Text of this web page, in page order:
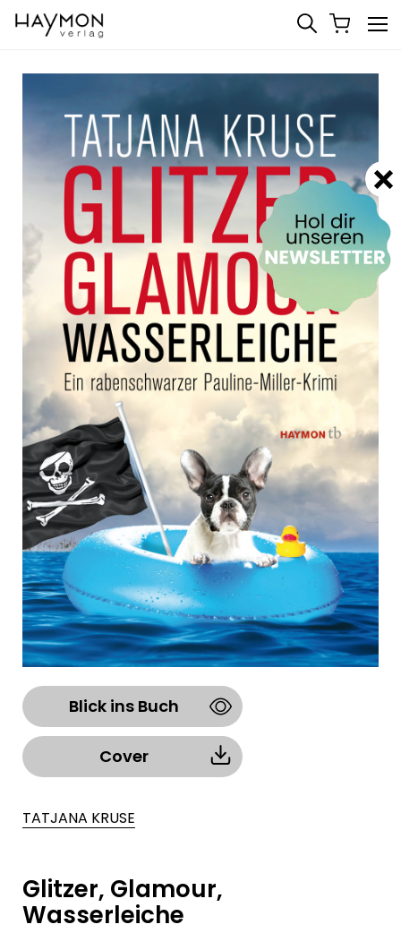
Blick ins Buch
Cover
TATJANA KRUSE
Glitzer, Glamour,
Wasserleiche